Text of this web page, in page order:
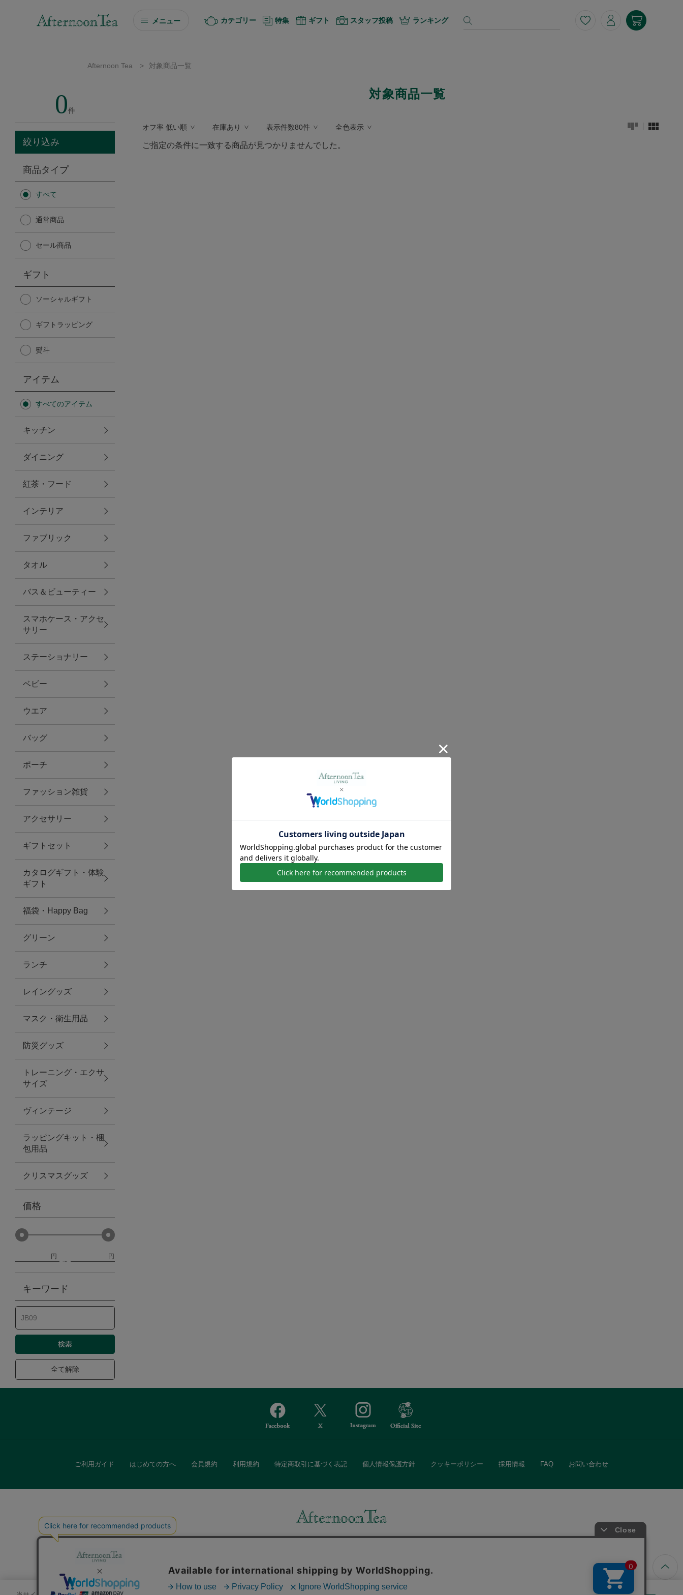
メニュー
ソーシャルギフト
カタログギフト
Afternoon Tea TEAROOM
Afternoon Tea TEAROOM
日傘
保冷バッグ
無重力シリーズ
トラベルグッズ
ランチ
バッグ
キッチン・ダイニング
ダイニング
キッチン
ファブリック
グリーン
バス＆ビューティー
バス＆ビューティー
タオル
ウエア＆バッグ
ウエア
レイングッズ
アクセサリー
ファッション雑貨
ファッショングッズ
スマホケース・アクセサリー
ポーチ
ステーショナリー
その他
紅茶・フード
防災グッズ・非常食
トレーニング
ヴィンテージ
カテゴリー 特集 ギフト スタッフ投稿 ランキング
Afternoon Tea > 対象商品一覧
0件
絞り込み
商品タイプ
すべて
通常商品
セール商品
ギフト
ソーシャルギフト
ギフトラッピング
熨斗
アイテム
すべてのアイテム
キッチン
ダイニング
紅茶・フード
インテリア
ファブリック
タオル
バス＆ビューティー
スマホケース・アクセ
サリー
ステーショナリー
ベビー
ウエア
バッグ
ポーチ
ファッション雑貨
アクセサリー
ギフトセット
カタログギフト・体験
ギフト
福袋・Happy Bag
グリーン
ランチ
レイングッズ
マスク・衛生用品
防災グッズ
トレーニング・エクサ
サイズ
ヴィンテージ
ラッピングキット・梱
包用品
クリスマスグッズ
価格
円 円
キーワード
全て解除
対象商品一覧
オフ率 低い順 在庫あり 表示件数80件 全色表示
ご指定の条件に一致する商品が見つかりませんでした。
ご利用ガイド はじめての方へ 会員規約 利用規約 特定商取引に基づく表記 個人情報保護方針 クッキーポリシー 採用情報 FAQ お問い合わせ
また、ギフトセットなどギフトにぴったりの豊富な商品がラインナップ。
「ソーシャルギフト」サービスもご提供しています。